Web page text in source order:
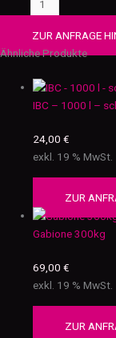
ZUR ANFRAGE
Ähnliche Produkte
IBC – 1000 l –
24,00€
exkl. 19 % MwSt.
ZUR
Gabione 300kg
69,00€
exkl. 19 % MwSt.
ZUR